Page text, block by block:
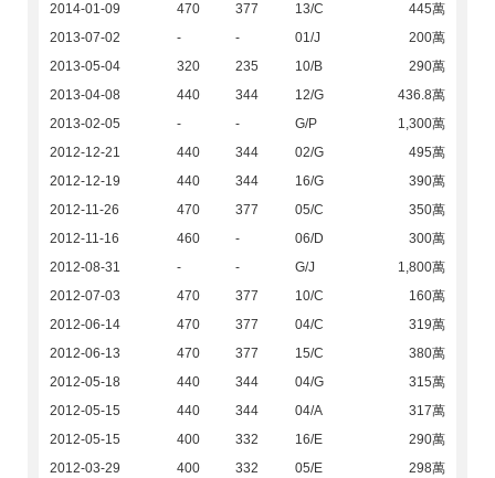
2014-01-09
470 377 13/C
445萬
2013-07-02
- - 01/J
200萬
2013-05-04
320 235 10/B
290萬
2013-04-08
440 344 12/G
436.8萬
2013-02-05
- - G/P
1,300萬
2012-12-21
440 344 02/G
495萬
2012-12-19
440 344 16/G
390萬
2012-11-26
470 377 05/C
350萬
2012-11-16
460 - 06/D
300萬
2012-08-31
- - G/J
1,800萬
2012-07-03
470 377 10/C
160萬
2012-06-14
470 377 04/C
319萬
2012-06-13
470 377 15/C
380萬
2012-05-18
440 344 04/G
315萬
2012-05-15
440 344 04/A
317萬
2012-05-15
400 332 16/E
290萬
2012-03-29
400 332 05/E
298萬